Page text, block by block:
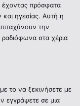
έχοντας πρόσφατα
ηγεσίας. Αυτή η
την
στα χέρια
το να ξεκινήσετε με
εγγράψετε σε μια